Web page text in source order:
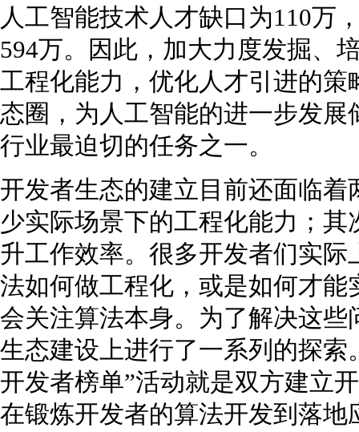
人工智能技术人才缺口为110万
594万。因此，加大力度发掘、
工程化能力，优化人才引进的
态圈，为人工智能的进一步发
行业最迫切的任务之一。
开发者生态的建立目前还面临
少实际场景下的工程化能力；
升工作效率。很多开发者们实
法如何做工程化，或是如何才
会关注算法本身。为了解决这
生态建设上进行了一系列的探索
开发者榜单”活动就是双方建立
在锻炼开发者的算法开发到落